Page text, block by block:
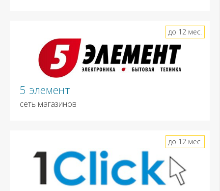
5 элемент
сеть магазинов
до 12 мес.
до 12 мес.